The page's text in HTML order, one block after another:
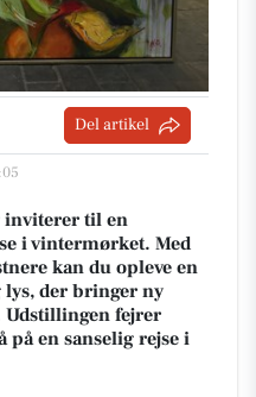
Del artikel
inviterer til en
i vintermørket. Med
kan du opleve en
lys, der bringer ny
fejrer
på en sanselig rejse i